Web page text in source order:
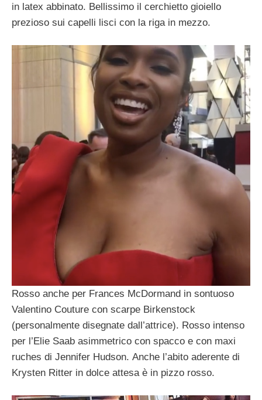
in latex abbinato. Bellissimo il cerchietto gioiello
prezioso sui capelli lisci con la riga in mezzo.
Rosso anche per Frances McDormand in sontuoso
Valentino Couture con scarpe Birkenstock
(personalmente disegnate dall’attrice). Rosso intenso
per l’Elie Saab asimmetrico con spacco e con maxi
ruches di Jennifer Hudson. Anche l’abito aderente di
Krysten Ritter in dolce attesa è in pizzo rosso.